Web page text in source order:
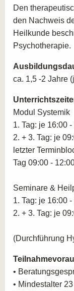
Den
den Nachweis
Heilkunde
Psychotherapie.
ca. 1,5 -2 Jahre
Modul Systemik
1. Tag: je 16:00
2. + 3. Tag: je
letzter
Tag 09:00 -
Seminare &
1. Tag: je 16:00
2. + 3. Tag: je
(Durchführung
•
• Mindestalter